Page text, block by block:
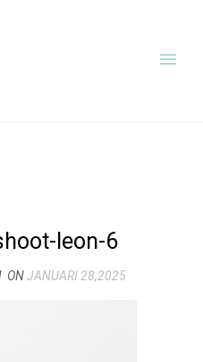
leon-6
ONJANUARI 28,2025